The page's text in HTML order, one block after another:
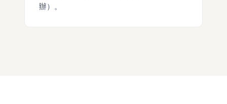
辦）。